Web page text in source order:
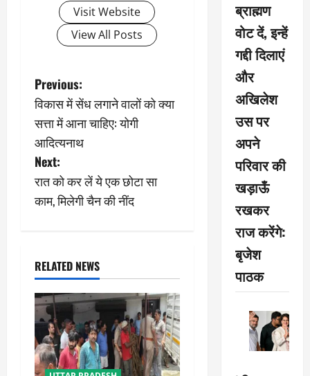
Visit Website
View All Posts
P
o
s
t
n
v
i
g
a
Previous:
विकास में सेंध लगाने वालों को क्या
सत्ता में आना चाहिए: योगी
आदित्यनाथ
Next:
रात को कर लें ये एक छोटा सा
काम, मिलेगी चैन की नींद
RELATED NEWS
ब्राह्मण
वोट दें, इन्हें
गद्दी दिलाएं
और
अखिलेश
उस पर
अपने
परिवार की
खड़ाऊँ
रखकर
राज करेंगे:
बृजेश
पाठक